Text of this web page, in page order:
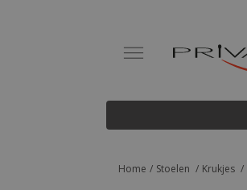
Home Stoelen Krukjes